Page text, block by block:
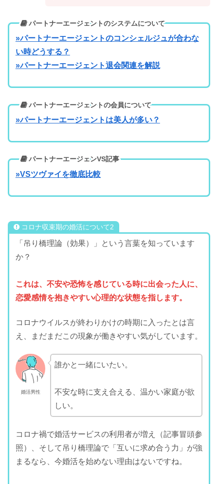
パートナーエージェントのシステムについて
»パートナーエージェントのコンシェルジュが合わな
い時どうする？
»パートナーエージェント退会関連を解説
パートナーエージェントの会員について
»パートナーエージェントは美人が多い？
パートナーエージェンVS記事
»VSツヴァイを徹底比較
コロナ収束期の婚活について2
「吊り橋理論（効果）」という言葉を知っています
か？
これは、不安や恐怖を感じている時に出会った人に、
恋愛感情を抱きやすい心理的な状態を指します。
コロナウイルスが終わりかけの時期に入ったとは言
え、まだまだこの現象が働きやすい気がしています。
婚活男性
誰かと一緒にいたい。
不安な時に支え合える、温かい家庭が欲
しい。
コロナ禍で婚活サービスの利用者が増え（記事冒頭参
照）、そして吊り橋理論で「互いに求め合う力」が強
まるなら、今婚活を始めない理由はないですね。